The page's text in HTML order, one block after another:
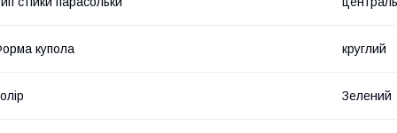
купола круглий
Зелений